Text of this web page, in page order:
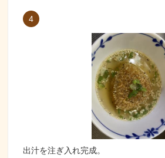
4
出汁を注ぎ入れ完成。